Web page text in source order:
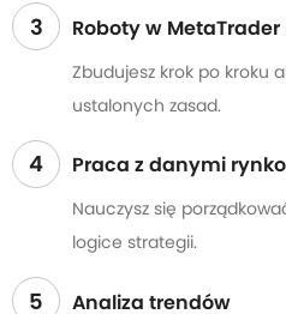
3 Roboty w MetaTrader
Zbudujesz krok po kroku
ustalonych zasad.
4 Praca z danymi
Nauczysz się
logice strategii.
5 Analiza trendów